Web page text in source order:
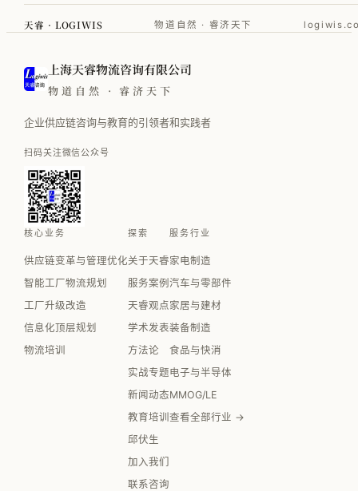
天睿 · LOGIWIS 物道自然 · 睿济天下
上海天睿物流咨询有限公司
物道自然 · 睿济天下
企业供应链咨询与教育的引领者和实践者
扫码关注微信公众号
核心业务
供应链变革与管理优化
智能工厂物流规划
工厂升级改造
信息化顶层规划
物流培训
探索
关于天睿
服务案例
天睿观点
学术发表
方法论
实战专题
新闻动态
教育培训
邱伏生
加入我们
联系咨询
服务行业
家电制造
汽车与零部件
家居与建材
装备制造
食品与快消
电子与半导体
MMOG/LE
查看全部行业 →